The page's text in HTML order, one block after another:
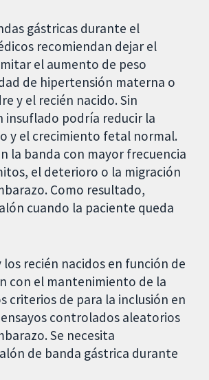
gástricas durante el
recomiendan dejar el
el aumento de peso
de hipertensión materna o
y el recién nacido. Sin
insuflado podría reducir la
y el crecimiento fetal normal.
la banda con mayor frecuencia
el deterioro o la migración
Como resultado,
cuando la paciente queda
recién nacidos en función de
con el mantenimiento de la
criterios de para la inclusión en
controlados aleatorios
Se necesita
de banda gástrica durante